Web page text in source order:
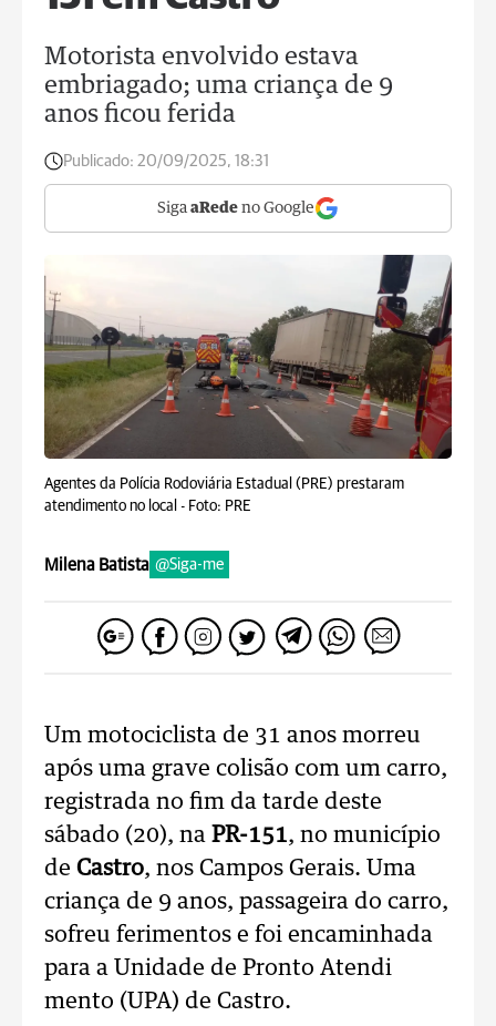
Motorista envolvido estava
embriagado; uma criança de 9
anos ficou ferida
Publicado: 20/09/2025, 18:31
Siga aRede no Google
Agentes da Polícia Rodoviária Estadual (PRE) prestaram
atendimento no local - Foto: PRE
Milena Batista @Siga-me
Um motociclista de 31 anos morreu
após uma grave colisão com um carro,
registrada no fim da tarde deste
sábado (20), na PR-151, no município
de Castro, nos Campos Gerais. Uma
criança de 9 anos, passageira do carro,
sofreu ferimentos e foi encaminhada
para a Unidade de Pronto Atendi
mento (UPA) de Castro.